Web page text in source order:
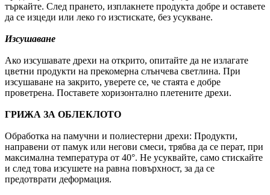
търкайте. След прането, изплакнете продукта добре и оставете
да се изцеди или леко го изстискате, без усукване.
Изсушаване
Ако изсушавате дрехи на открито, опитайте да не излагате
цветни продукти на прекомерна слънчева светлина. При
изсушаване на закрито, уверете се, че стаята е добре
проветрена. Поставете хоризонтално плетените дрехи.
ГРИЖА ЗА ОБЛЕКЛОТО
Обработка на памучни и полиестерни дрехи: Продукти,
направени от памук или негови смеси, трябва да се перат, при
максимална температура от 40°. Не усуквайте, само стискайте
и след това изсушете на равна повърхност, за да се
предотврати деформация.